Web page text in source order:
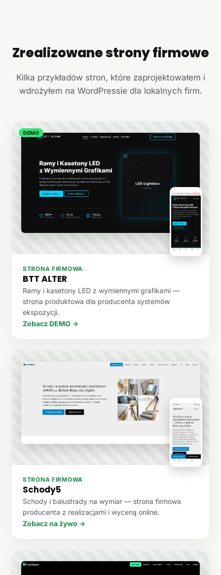
+
Zrealizowane strony firmowe
Kilka przykładów stron, które zaprojektowałem i
wdrożyłem na WordPressie dla lokalnych firm.
DEMO
STRONA FIRMOWA
BTT ALTER
Ramy i kasetony LED z wymiennymi grafikami —
strona produktowa dla producenta systemów
ekspozycji.
Zobacz DEMO →
STRONA FIRMOWA
Schody5
Schody i balustrady na wymiar — strona firmowa
producenta z realizacjami i wyceną online.
Zobacz na żywo →